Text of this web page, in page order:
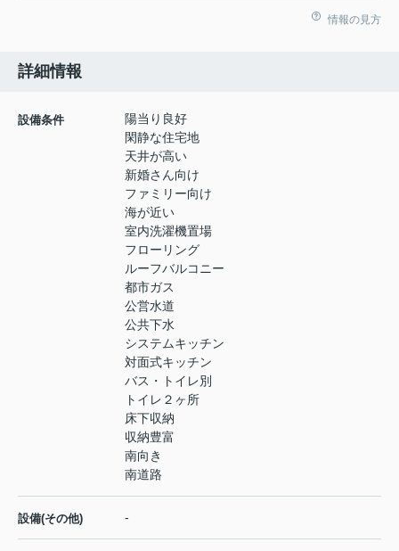
情報の見方
詳細情報
設備条件
陽当り良好
閑静な住宅地
天井が高い
新婚さん向け
ファミリー向け
海が近い
室内洗濯機置場
フローリング
ルーフバルコニー
都市ガス
公営水道
公共下水
システムキッチン
対面式キッチン
バス・トイレ別
トイレ２ヶ所
床下収納
収納豊富
南向き
南道路
設備(その他) -